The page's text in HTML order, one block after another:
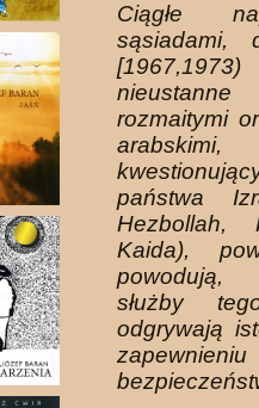
Ciągłe
sąsiadami,
rozmaitymi
arabskimi,
państwa
Hezbollah,
Kaida),
służby
odgrywają